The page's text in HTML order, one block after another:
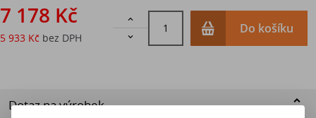
7 178 Kč
5 933 Kč bez DPH


Do košíku
Dotaz na výrobek